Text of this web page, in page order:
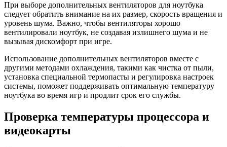
При выборе дополнительных вентиляторов для ноутбука
следует обратить внимание на их размер, скорость вращения и
уровень шума. Важно, чтобы вентиляторы хорошо
вентилировали ноутбук, не создавая излишнего шума и не
вызывая дискомфорт при игре.
Использование дополнительных вентиляторов вместе с
другими методами охлаждения, такими как чистка от пыли,
установка специальной термопасты и регулировка настроек
системы, поможет поддерживать оптимальную температуру
ноутбука во время игр и продлит срок его службы.
Проверка температуры процессора и
видеокарты